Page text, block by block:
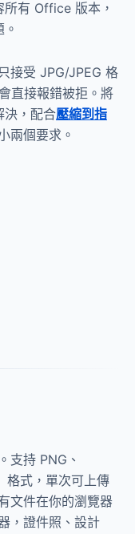
有 Office 版本，
接受 JPG/JPEG 格
直接報錯被拒。將
決，配合壓縮到指
兩個要求。
支持 PNG、
格式，單次可上傳
文件在你的瀏覽器
，證件照、設計